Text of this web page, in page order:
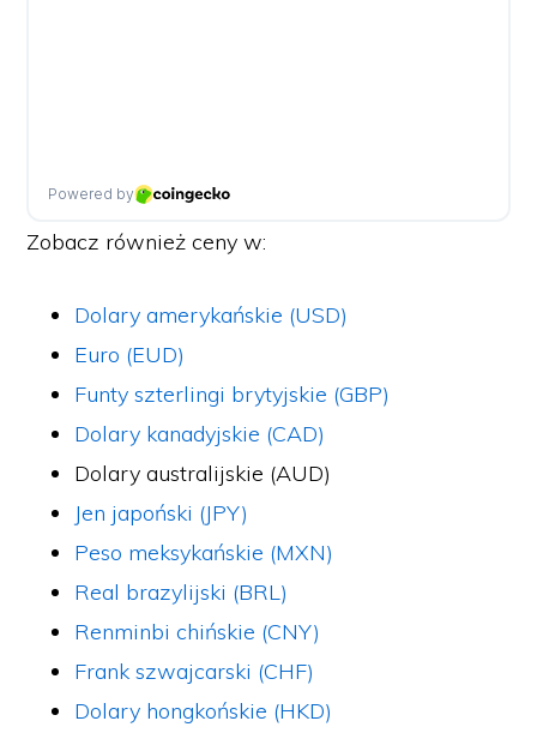
Zobacz również ceny w:
Dolary amerykańskie (USD)
Euro (EUD)
Funty szterlingi brytyjskie (GBP)
Dolary kanadyjskie (CAD)
Dolary australijskie (AUD)
Jen japoński (JPY)
Peso meksykańskie (MXN)
Real brazylijski (BRL)
Renminbi chińskie (CNY)
Frank szwajcarski (CHF)
Dolary hongkońskie (HKD)